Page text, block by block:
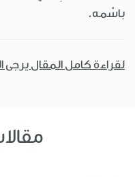
باسْمه.
لقراءة كامل المقال